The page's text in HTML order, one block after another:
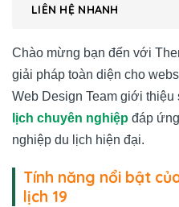
LIÊN HỆ NHANH
Chào mừng bạn đến với
giải pháp toàn diện cho
Web Design Team giới thiệu
lịch chuyên nghiệp đáp
nghiệp du lịch hiện đại.
Tính năng nổi bật
lịch 19